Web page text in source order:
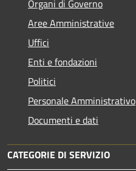
Organi di Governo
Aree Amministrative
Uffici
Enti e fondazioni
Politici
Personale Amministrativo
Documenti e dati
CATEGORIE DI SERVIZIO